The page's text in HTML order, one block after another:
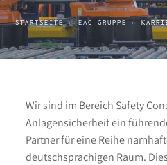
STARTSEITE»EAC GRUPPE »
Wir sind im Bereich Safety
Anlagensicherheit ein
Partner für eine Reihe
deutschsprachigen Raum.